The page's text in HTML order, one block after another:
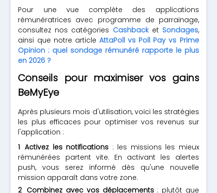
Pour une vue complète des applications
rémunératrices avec programme de parrainage,
consultez nos catégories Cashbacket Sondages,
ainsi que notre article AttaPoll vs Poll Pay vs Prime
Opinion : quel sondage rémunéré rapporte le plus
en 2026 ?
Conseils pour maximiser vos gains
BeMyEye
Après plusieurs mois d'utilisation, voici les stratégies
les plus efficaces pour optimiser vos revenus sur
l'application :
Activez les notifications : les missions les mieux
rémunérées partent vite. En activant les alertes
push, vous serez informé dès qu'une nouvelle
mission apparaît dans votre zone.
Combinez avec vos déplacements: plutôt que